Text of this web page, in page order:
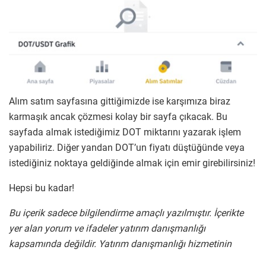
Alım satım sayfasına gittiğimizde ise karşımıza biraz
karmaşık ancak çözmesi kolay bir sayfa çıkacak. Bu
sayfada almak istediğimiz DOT miktarını yazarak işlem
yapabiliriz. Diğer yandan DOT’un fiyatı düştüğünde veya
istediğiniz noktaya geldiğinde almak için emir girebilirsiniz!
Hepsi bu kadar!
Bu içerik sadece bilgilendirme amaçlı yazılmıştır. İçerikte
yer alan yorum ve ifadeler yatırım danışmanlığı
kapsamında değildir. Yatırım danışmanlığı hizmetinin